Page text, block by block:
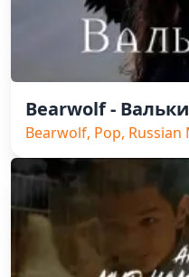
Bearwolf -
Bearwolf, Pop, Russian